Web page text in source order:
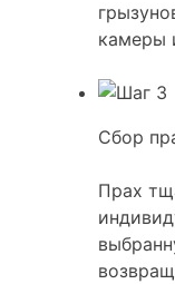
камеры
Сбор
Прах